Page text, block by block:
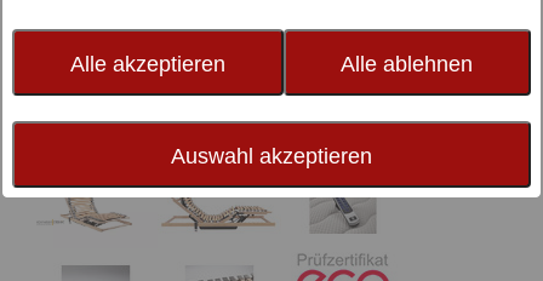
Alle akzeptieren Alle ablehnen
Auswahl akzeptieren